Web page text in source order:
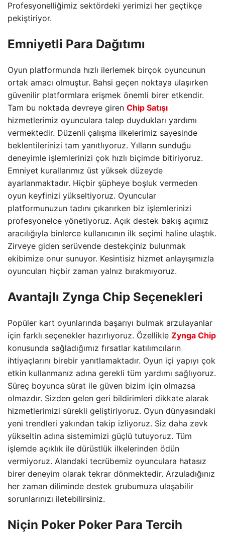
Profesyonelliğimiz sektördeki yerimizi her geçtikçe
pekiştiriyor.
Emniyetli Para Dağıtımı
Oyun platformunda hızlı ilerlemek birçok oyuncunun
ortak amacı olmuştur. Bahsi geçen noktaya ulaşırken
güvenilir platformlara erişmek önemli birer etkendir.
Tam bu noktada devreye giren Chip Satışı
hizmetlerimiz oyunculara talep duydukları yardımı
vermektedir. Düzenli çalışma ilkelerimiz sayesinde
beklentilerinizi tam yanıtlıyoruz. Yılların sunduğu
deneyimle işlemlerinizi çok hızlı biçimde bitiriyoruz.
Emniyet kurallarımız üst yüksek düzeyde
ayarlanmaktadır. Hiçbir şüpheye boşluk vermeden
oyun keyfinizi yükseltiyoruz. Oyuncular
platformunuzun tadını çıkarırken biz işlemlerinizi
profesyonelce yönetiyoruz. Açık destek bakış açımız
aracılığıyla binlerce kullanıcının ilk seçimi haline ulaştık.
Zirveye giden serüvende destekçiniz bulunmak
ekibimize onur sunuyor. Kesintisiz hizmet anlayışımızla
oyuncuları hiçbir zaman yalnız bırakmıyoruz.
Avantajlı Zynga Chip Seçenekleri
Popüler kart oyunlarında başarıyı bulmak arzulayanlar
için farklı seçenekler hazırlıyoruz. Özellikle Zynga Chip
konusunda sağladığımız fırsatlar katılımcıların
ihtiyaçlarını birebir yanıtlamaktadır. Oyun içi yapıyı çok
etkin kullanmanız adına gerekli tüm yardımı sağlıyoruz.
Süreç boyunca sürat ile güven bizim için olmazsa
olmazdır. Sizden gelen geri bildirimleri dikkate alarak
hizmetlerimizi sürekli geliştiriyoruz. Oyun dünyasındaki
yeni trendleri yakından takip izliyoruz. Siz daha zevk
yükseltin adına sistemimizi güçlü tutuyoruz. Tüm
işlemde açıklık ile dürüstlük ilkelerinden ödün
vermiyoruz. Alandaki tecrübemiz oyunculara hatasız
birer deneyim olarak tekrar dönmektedir. Arzuladığınız
her zaman diliminde destek grubumuza ulaşabilir
sorunlarınızı iletebilirsiniz.
Niçin Poker Poker Para Tercih